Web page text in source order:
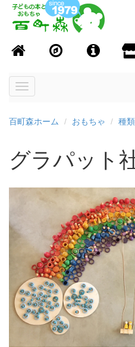
Toggle
百町森ホーム おもちゃ 種
グラパット